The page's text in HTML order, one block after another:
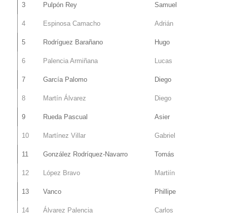
3 Pulpón Rey Samuel
4 Espinosa Camacho Adrián
5 Rodríguez Barañano Hugo
6 Palencia Armiñana Lucas
7 García Palomo Diego
8 Martín Álvarez Diego
9 Rueda Pascual Asier
10 Martínez Villar Gabriel
11 González Rodríquez-Navarro Tomás
12 López Bravo Martiín
13 Vanco Phillipe
14 Álvarez Palencia Carlos